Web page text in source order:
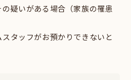
疑いがある場合（家族の罹患
タッフがお預かりできないと